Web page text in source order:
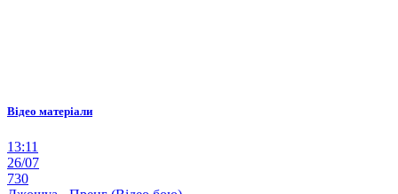
Відео матеріали
13:11
26/07
730